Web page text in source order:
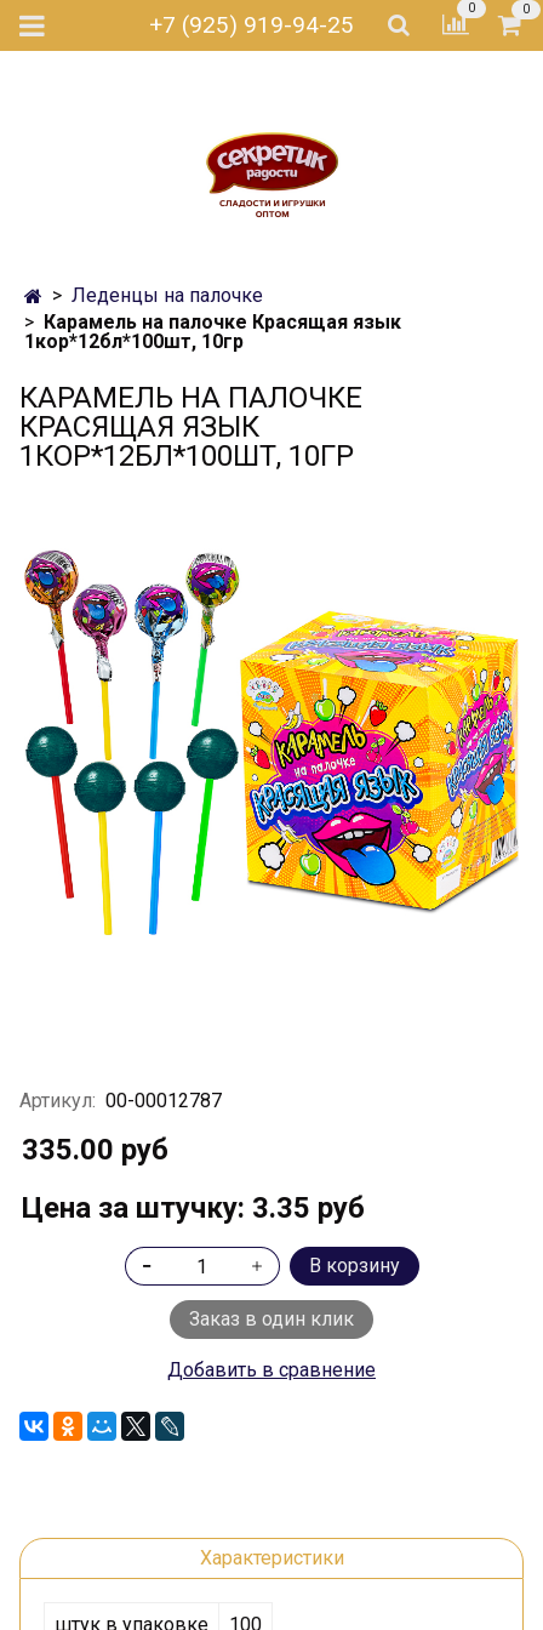
+7 (925) 919-94-25
0 0
Леденцы на палочке
Карамель на палочке Красящая язык
1кор*12бл*100шт, 10гр
КАРАМЕЛЬ НА ПАЛОЧКЕ
КРАСЯЩАЯ ЯЗЫК
1КОР*12БЛ*100ШТ, 10ГР
Артикул: 00-00012787
335.00 руб
Цена за штучку: 3.35 руб
В корзину
Заказ в один клик
Добавить в сравнение
Характеристики
штук в упаковке 100